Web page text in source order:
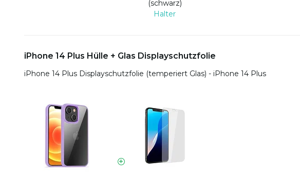
(schwarz)
Halter
iPhone 14 Plus Hülle + Glas Displayschutzfolie
iPhone 14 Plus Displayschutzfolie (temperiert Glas) - iPhone 14 Plus